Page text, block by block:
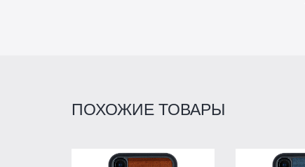
ПОХОЖИЕ ТОВАРЫ